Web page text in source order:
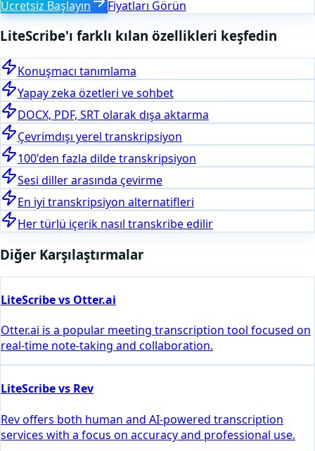
Ücretsiz Başlayın Fiyatları Görün
LiteScribe'ı farklı kılan özellikleri keşfedin
Konuşmacı tanımlama
Yapay zeka özetleri ve sohbet
DOCX, PDF, SRT olarak dışa aktarma
Çevrimdışı yerel transkripsiyon
100'den fazla dilde transkripsiyon
Sesi diller arasında çevirme
En iyi transkripsiyon alternatifleri
Her türlü içerik nasıl transkribe edilir
Diğer Karşılaştırmalar
LiteScribe vs Otter.ai
Otter.ai is a popular meeting transcription tool focused on
real-time note-taking and collaboration.
LiteScribe vs Rev
Rev offers both human and AI-powered transcription
services with a focus on accuracy and professional use.